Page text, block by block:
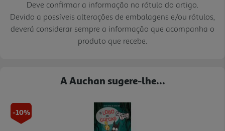
Deve confirmar a informação no rótulo do artigo.
Devido a possíveis alterações de embalagens e/ou rótulos,
deverá considerar sempre a informação que acompanha o
produto que recebe.
A Auchan sugere-lhe...
-10%